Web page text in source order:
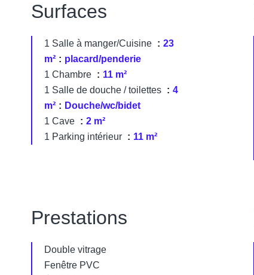
Surfaces
1 Salle à manger/Cuisine
23
m²
placard/penderie
1 Chambre
11 m²
1 Salle de douche / toilettes
4
m²
Douche/wc/bidet
1 Cave
2 m²
1 Parking intérieur
11 m²
Prestations
Double vitrage
Fenêtre PVC